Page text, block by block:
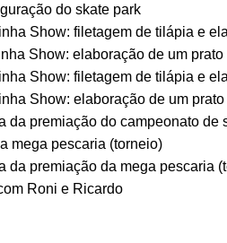
do skate park
Show: filetagem de tilápia e
Show: elaboração de um
Show: filetagem de tilápia e
Show: elaboração de um
da premiação do campeonato de
mega pescaria (torneio)
da premiação da mega pescaria
Roni e Ricardo